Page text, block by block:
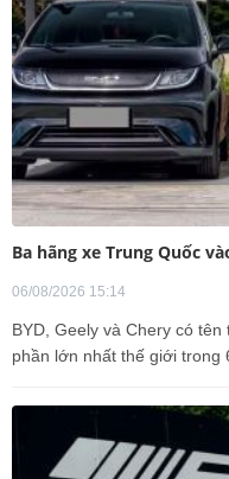
Ba hãng xe Trung Quốc
06/08/2026 15:14
BYD, Geely và Chery có
phần lớn nhất thế giới trong